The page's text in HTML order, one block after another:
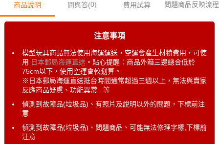
商品說明 問與答(0) 費用試算 問題商品反映流程
注意事項
模型玩具商品無法使用海運運送，空運會產生材積費用，可使
用 日本郵局海運直送。貼心提醒：商品外箱三邊總合低於
75cm以下，使用空運會較划算。
※日本郵局海運直送抵台時間通常超過三週以上，無法與賣家
反應商品疑慮、功能異常...等
偵測到故障品(垃圾品)、有照片及說明以外的問題，下標前注
意
偵測到故障品(垃圾品)、問題商品、可能無法修理字樣,下標前
注意